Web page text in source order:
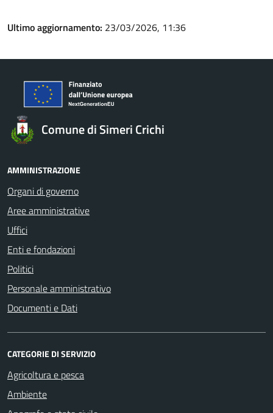
Ultimo aggiornamento: 23/03/2026, 11:36
Comune di Simeri Crichi
AMMINISTRAZIONE
Organi di governo
Aree amministrative
Uffici
Enti e fondazioni
Politici
Personale amministrativo
Documenti e Dati
CATEGORIE DI SERVIZIO
Agricoltura e pesca
Ambiente